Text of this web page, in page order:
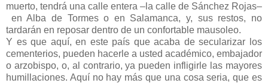
muerto, tendrá una calle entera –la calle de Sánchez Rojas–
en Alba de Tormes o en Salamanca, y, sus restos, no
tardarán en reposar dentro de un confortable mausoleo.
Y es que aquí, en este país que acaba de secularizar los
cementerios, pueden hacerle a usted académico, embajador
o arzobispo, o, al contrario, ya pueden infligirle las mayores
humillaciones. Aquí no hay más que una cosa seria, que es